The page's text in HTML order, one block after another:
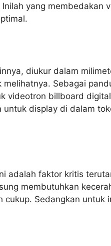
yang
diukur dalam
Sebagai
videotron billboard
display di dalam
adalah faktor kritis
membutuhkan
Sedangkan untuk